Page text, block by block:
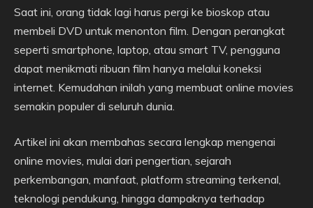
Saat ini, orang tidak lagi harus pergi ke bioskop atau
membeli DVD untuk menonton film. Dengan perangkat
seperti smartphone, laptop, atau smart TV, pengguna
dapat menikmati ribuan film hanya melalui koneksi
internet. Kemudahan inilah yang membuat online movies
semakin populer di seluruh dunia.
Artikel ini akan membahas secara lengkap mengenai
online movies, mulai dari pengertian, sejarah
perkembangan, manfaat, platform streaming terkenal,
teknologi pendukung, hingga dampaknya terhadap